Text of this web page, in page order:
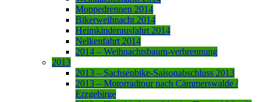
Moppedrennen 2014
Bikerweihnacht 2014
Heimkinderausfahrt 2014
Nelkenfahrt 2014
2014 – Weihnachtsbaum-verbrennung
2013
2013 – Sachsenbike-Saisonabschluss 2013
2013 – Motorradtour nach Cämmerswalde /
Erzgebirge